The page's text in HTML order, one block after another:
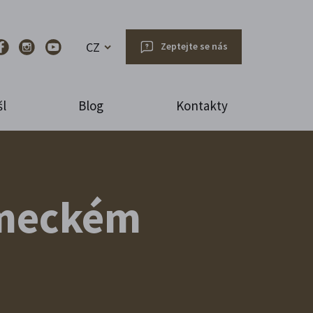
CZ Zeptejte se nás
Blog Kontakty